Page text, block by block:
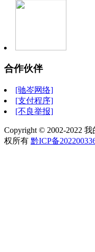
合作伙伴
[驰岑网络]
[支付程序]
[不良举报]
Copyright © 2002-2022
权所有 黔ICP备